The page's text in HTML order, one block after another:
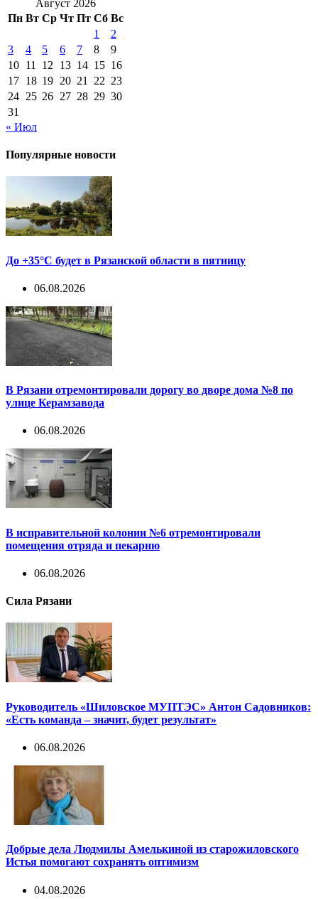
Август 2026
Пн Вт Ср Чт Пт Сб Вс
1
2
3
4 5 6 7 8
9
10 11 12 13 14 15 16
17 18 19 20 21 22 23
24 25 26 27 28 29 30
31
« Июл
Популярные новости
До +35°С будет в Рязанской области в пятницу
06.08.2026
В Рязани отремонтировали дорогу во дворе дома №8 по
улице Керамзавода
06.08.2026
В исправительной колонии №6 отремонтировали
помещения отряда и пекарню
06.08.2026
Сила Рязани
Руководитель «Шиловское МУПТЭС» Антон Садовников:
«Есть команда – значит, будет результат»
06.08.2026
Добрые дела Людмилы Амелькиной из старожиловского
Истья помогают сохранять оптимизм
04.08.2026